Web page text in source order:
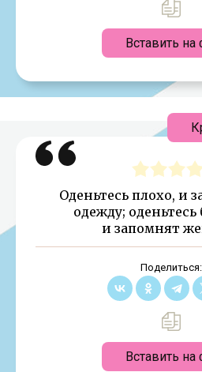
Вставить на
Оденьтесь плохо, и
одежду; оденьтесь
и запомнят
Поделиться:
Вставить на